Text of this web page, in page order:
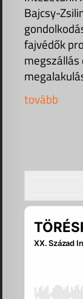
Bajcsy-
fajvédők
megszállás
tovább